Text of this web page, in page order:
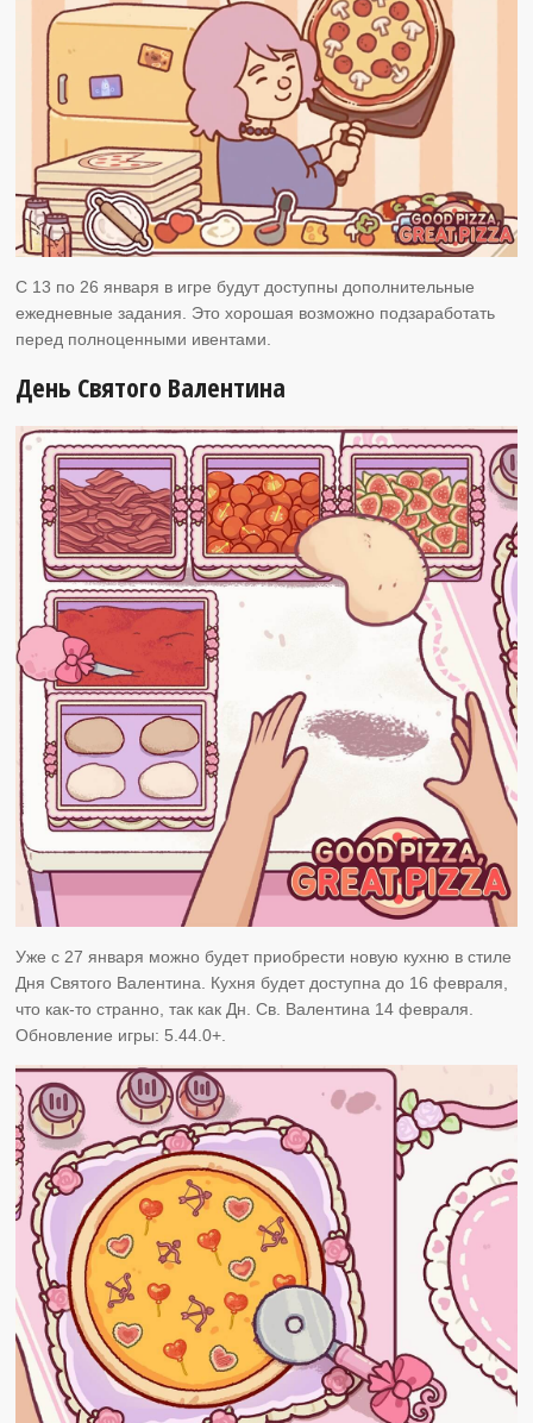
C 13 по 26 января в игре будут доступны дополнительные
ежедневные задания. Это хорошая возможно подзаработать
перед полноценными ивентами.
День Святого Валентина
Уже с 27 января можно будет приобрести новую кухню в стиле
Дня Святого Валентина. Кухня будет доступна до 16 февраля,
что как-то странно, так как Дн. Св. Валентина 14 февраля.
Обновление игры: 5.44.0+.